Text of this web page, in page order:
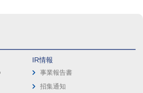
IR情報
事業報告書
招集通知